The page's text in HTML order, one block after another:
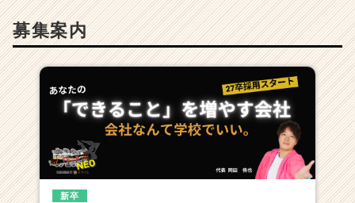
代
に
的
差
け
募集案内
新卒